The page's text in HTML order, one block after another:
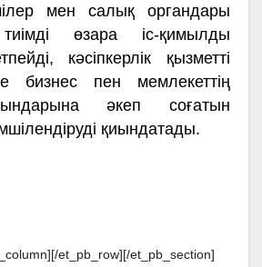
мен салық органдары
өзара іс-қимылды
кәсіпкерлік қызметті
бизнес пен мемлекеттің
әкеп соғатын
қиындатады.
et_pb_row][/et_pb_section]